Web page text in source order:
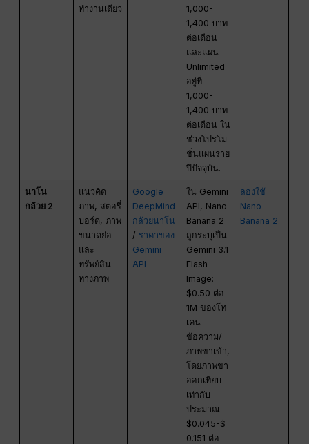
ทำงานเดียว
1,000-
1,400 บาท
ต่อเดือน
และแผน
Unlimited
อยู่ที่
1,000-
1,400 บาท
ต่อเดือน ใน
ช่วงโปรโม
ชั่นแผนราย
ปีปัจจุบัน.
นาโน
กล้วย 2
แนวคิด
ภาพ, สตอรี่
บอร์ด, ภาพ
ขนาดย่อ
และ
ทรัพย์สิน
ทางภาพ
Google
DeepMind
กล้วยนาโน
/ ราคาของ
Gemini
API
ใน Gemini
API, Nano
Banana 2
ถูกระบุเป็น
Gemini 3.1
Flash
Image:
$0.50 ต่อ
1M ของโท
เคน
ข้อความ/
ภาพขาเข้า,
โดยภาพขา
ออกเทียบ
เท่ากับ
ประมาณ
$0.045-$
0.151 ต่อ
ลองใช้
Nano
Banana 2